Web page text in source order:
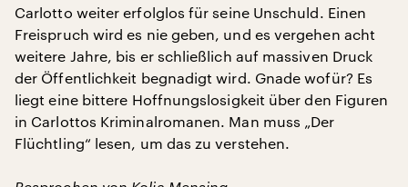
Carlotto weiter erfolglos für seine Unschuld. Einen
Freispruch wird es nie geben, und es vergehen acht
weitere Jahre, bis er schließlich auf massiven Druck
der Öffentlichkeit begnadigt wird. Gnade wofür? Es
liegt eine bittere Hoffnungslosigkeit über den Figuren
in Carlottos Kriminalromanen. Man muss „Der
Flüchtling“ lesen, um das zu verstehen.